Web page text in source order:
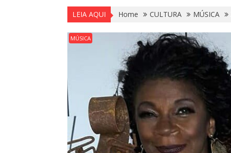
LEIA AQUI Home CULTURA MÚSICA
MÚSICA